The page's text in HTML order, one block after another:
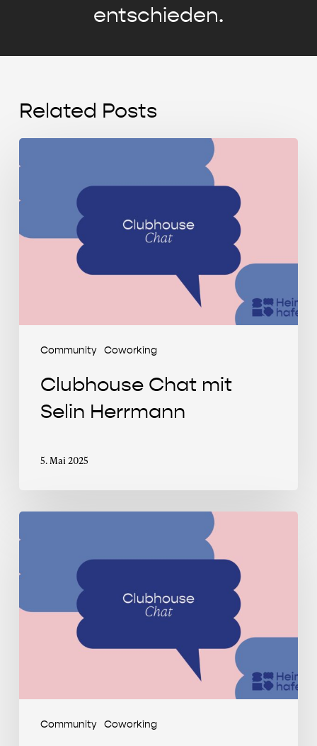
entschieden.
Related Posts
Community Coworking
Clubhouse
Chat
Selin
Clubhouse Chat mit
Selin Herrmann
5. Mai 2025
Community Coworking
Chat
Sascha